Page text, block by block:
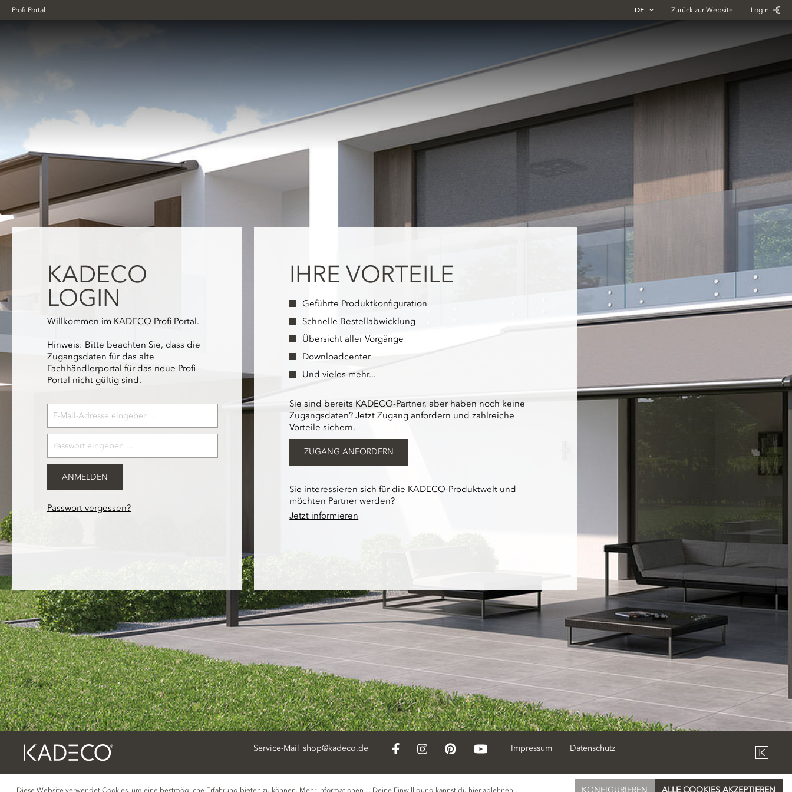
Profi Portal DE Zurück zur Website Login
KADECO
LOGIN
Willkommen im KADECO Profi Portal.
Hinweis: Bitte beachten Sie, dass die
Zugangsdaten für das alte
Fachhändlerportal für das neue Profi
Portal nicht gültig sind.
ANMELDEN
Passwort vergessen?
IHRE VORTEILE
Geführte Produktkonfiguration
Schnelle Bestellabwicklung
Übersicht aller Vorgänge
Downloadcenter
Und vieles mehr...
Sie sind bereits KADECO-Partner, aber haben noch keine
Zugangsdaten? Jetzt Zugang anfordern und zahlreiche
Vorteile sichern.
ZUGANG ANFORDERN
Sie interessieren sich für die KADECO-Produktwelt und
möchten Partner werden?
Jetzt informieren
Service-Mail shop@kadeco.de Impressum Datenschutz
Diese Website verwendet Cookies, um eine bestmögliche Erfahrung bieten zu können. Mehr Informationen ... Deine Einwilligung kannst du hierablehnen KONFIGURIEREN ALLE COOKIES AKZEPTIEREN